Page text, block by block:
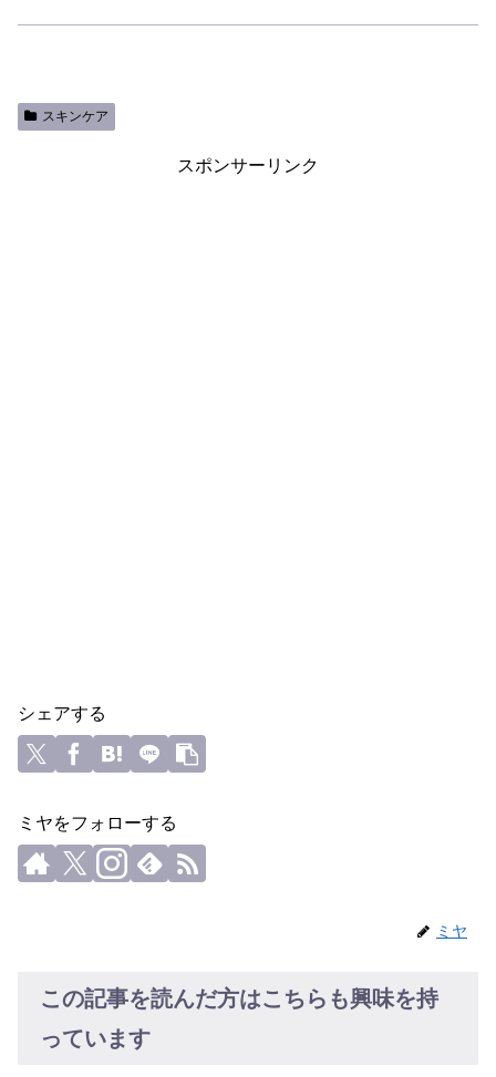
スキンケア
スポンサーリンク
シェアする
ミヤをフォローする
ミヤ
この記事を読んだ方はこちらも興味を持
っています